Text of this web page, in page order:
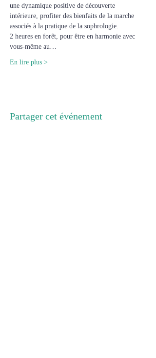
une dynamique positive de découverte
intérieure, profiter des bienfaits de la marche
associés à la pratique de la sophrologie.
2 heures en forêt, pour être en harmonie avec
vous-même au…
En lire plus >
Partager cet événement